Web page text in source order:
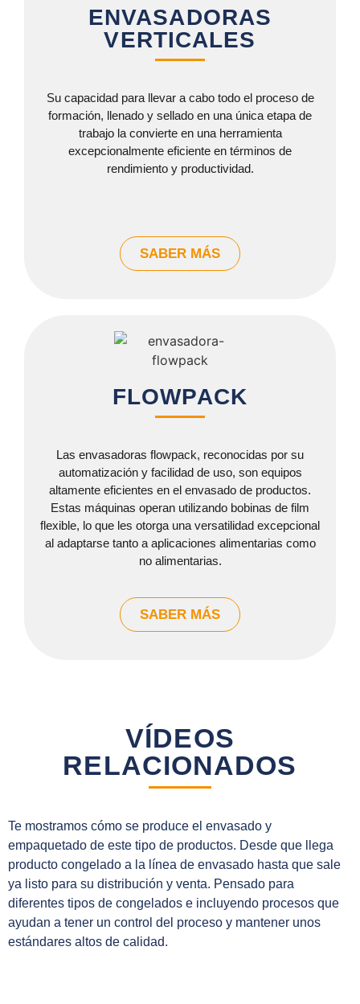
ENVASADORAS
VERTICALES
Su capacidad para llevar a cabo todo el proceso de
formación, llenado y sellado en una única etapa de
trabajo la convierte en una herramienta
excepcionalmente eficiente en términos de
rendimiento y productividad.
SABER MÁS
FLOWPACK
Las envasadoras flowpack, reconocidas por su
automatización y facilidad de uso, son equipos
altamente eficientes en el envasado de productos.
Estas máquinas operan utilizando bobinas de film
flexible, lo que les otorga una versatilidad excepcional
al adaptarse tanto a aplicaciones alimentarias como
no alimentarias.
SABER MÁS
VÍDEOS
RELACIONADOS
Te mostramos cómo se produce el envasado y
empaquetado de este tipo de productos. Desde que llega
producto congelado a la línea de envasado hasta que sale
ya listo para su distribución y venta. Pensado para
diferentes tipos de congelados e incluyendo procesos que
ayudan a tener un control del proceso y mantener unos
estándares altos de calidad.